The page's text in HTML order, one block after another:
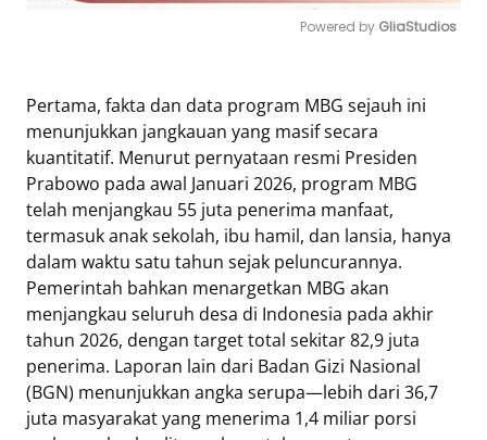
Powered by GliaStudios
Pertama, fakta dan data program MBG sejauh ini
menunjukkan jangkauan yang masif secara
kuantitatif. Menurut pernyataan resmi Presiden
Prabowo pada awal Januari 2026, program MBG
telah menjangkau 55 juta penerima manfaat,
termasuk anak sekolah, ibu hamil, dan lansia, hanya
dalam waktu satu tahun sejak peluncurannya.
Pemerintah bahkan menargetkan MBG akan
menjangkau seluruh desa di Indonesia pada akhir
tahun 2026, dengan target total sekitar 82,9 juta
penerima. Laporan lain dari Badan Gizi Nasional
(BGN) menunjukkan angka serupa—lebih dari 36,7
juta masyarakat yang menerima 1,4 miliar porsi